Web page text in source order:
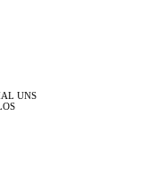
UNS